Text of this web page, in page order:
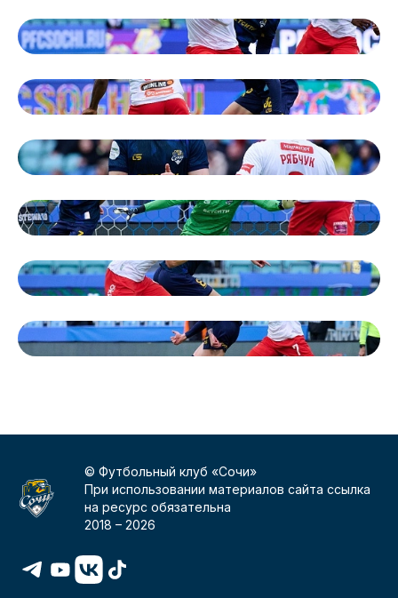
© Футбольный клуб «Сочи»
При использовании материалов сайта ссылка
на ресурс обязательна
2018 –2026